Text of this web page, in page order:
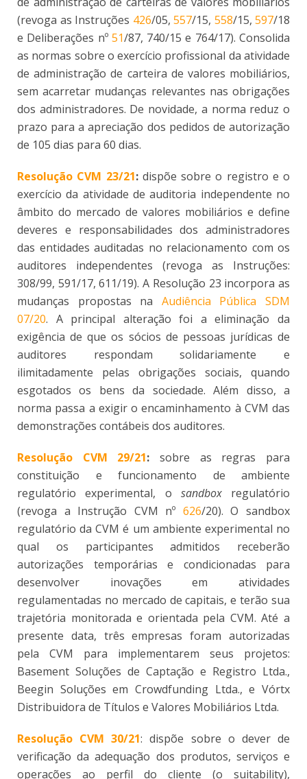
(revoga as Instruções 426/05, 557/15, 558/15, 597/18
e Deliberações nº 51/87, 740/15 e 764/17). Consolida
as normas sobre o exercício profissional da atividade
de administração de carteira de valores mobiliários,
sem acarretar mudanças relevantes nas obrigações
dos administradores. De novidade, a norma reduz o
prazo para a apreciação dos pedidos de autorização
de 105 dias para 60 dias.
Resolução CVM 23/21:dispõe sobre o registro e o
exercício da atividade de auditoria independente no
âmbito do mercado de valores mobiliários e define
deveres e responsabilidades dos administradores
das entidades auditadas no relacionamento com os
auditores independentes (revoga as Instruções:
308/99, 591/17, 611/19). A Resolução 23 incorpora as
mudanças propostas na Audiência Pública SDM
07/20. A principal alteração foi a eliminação da
exigência de que os sócios de pessoas jurídicas de
auditores respondam solidariamente e
ilimitadamente pelas obrigações sociais, quando
esgotados os bens da sociedade. Além disso, a
norma passa a exigir o encaminhamento à CVM das
demonstrações contábeis dos auditores.
Resolução CVM 29/21:sobre as regras para
constituição e funcionamento de ambiente
regulatório experimental, o sandbox regulatório
(revoga a Instrução CVM nº 626/20). O sandbox
regulatório da CVM é um ambiente experimental no
qual os participantes admitidos receberão
autorizações temporárias e condicionadas para
desenvolver inovações em atividades
regulamentadas no mercado de capitais, e terão sua
trajetória monitorada e orientada pela CVM. Até a
presente data, três empresas foram autorizadas
pela CVM para implementarem seus projetos:
Basement Soluções de Captação e Registro Ltda.,
Beegin Soluções em Crowdfunding Ltda., e Vórtx
Distribuidora de Títulos e Valores Mobiliários Ltda.
Resolução CVM 30/21: dispõe sobre o dever de
verificação da adequação dos produtos, serviços e
operações ao perfil do cliente (o suitability),